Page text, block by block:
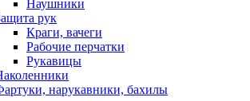
Наушники
рук
Краги, вачеги
Рабочие перчатки
Рукавицы
нарукавники, бахилы